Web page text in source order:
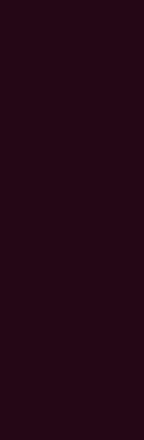
of